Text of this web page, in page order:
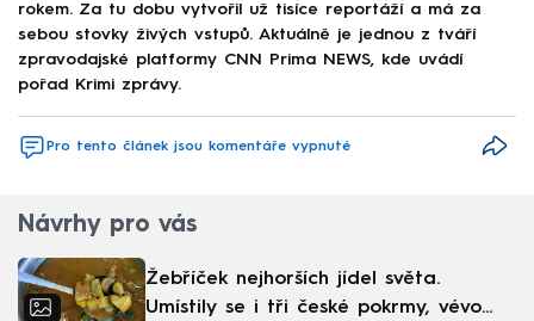
rokem. Za tu dobu vytvořil už tisíce reportáží a má za
sebou stovky živých vstupů. Aktuálně je jednou z tváří
zpravodajské platformy CNN Prima NEWS, kde uvádí
pořad Krimi zprávy.
Pro tento článek jsou komentáře vypnuté
Návrhy pro vás
Žebříček nejhorších jídel světa.
Umístily se i tři české pokrmy, vévodí